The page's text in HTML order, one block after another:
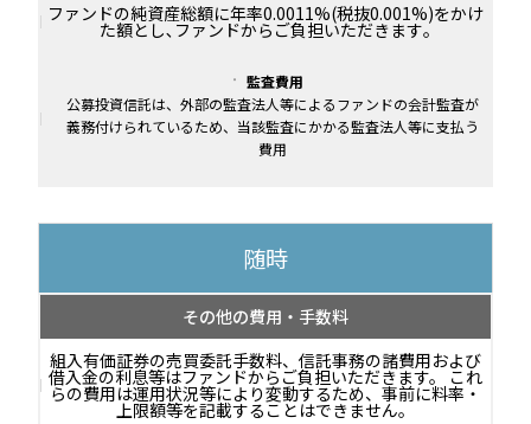
ファンドの純資産総額に年率0.0011%(税抜0.001%)をかけ
た額とし､ファンドからご負担いただきます｡
監査費用
公募投資信託は、外部の監査法人等によるファンドの会計監査が
義務付けられているため、当該監査にかかる監査法人等に支払う
費用
随時
その他の費用・手数料
組入有価証券の売買委託手数料、信託事務の諸費用および
借入金の利息等はファンドからご負担いただきます。 これ
らの費用は運用状況等により変動するため、事前に料率・
上限額等を記載することはできません。